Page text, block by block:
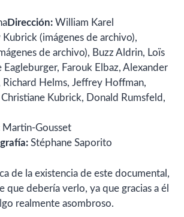
Dirección: William Karel
Kubrick (imágenes de archivo),
de archivo), Buzz Aldrin, Loïs
Farouk Elbaz, Alexander
Richard Helms, Jeffrey Hoffman,
Kubrick, Donald Rumsfeld,
Martin-Gousset
Stéphane Saporito
de la existencia de este documental,
que debería verlo, ya que gracias a él
realmente asombroso.